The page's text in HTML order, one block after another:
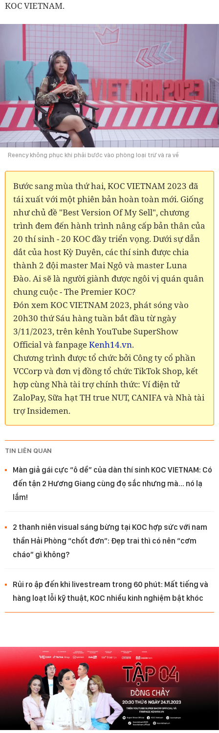
KOC VIETNAM.
Reency không phục khi phải bước vào phòng loại trừ và ra về
Bước sang mùa thứ hai, KOC VIETNAM 2023 đã
tái xuất với một phiên bản hoàn toàn mới. Giống
như chủ đề "Best Version Of My Sell", chương
trình đem đến hành trình nâng cấp bản thân của
20 thí sinh - 20 KOC đầy triển vọng. Dưới sự dẫn
dắt của host Kỳ Duyên, các thí sinh được chia
thành 2 đội master Mai Ngô và master Luna
Đào. Ai sẽ là người giành được ngôi vị quán quân
chung cuộc - The Premier KOC?
Đón xem KOC VIETNAM 2023, phát sóng vào
20h30 thứ Sáu hàng tuần bắt đầu từ ngày
3/11/2023, trên kênh YouTube SuperShow
Official và fanpageKenh14.vn.
Chương trình được tổ chức bởi Công ty cổ phần
VCCorp và đơn vị đồng tổ chức TikTok Shop, kết
hợp cùng Nhà tài trợ chính thức: Ví điện tử
ZaloPay, Sữa hạt TH true NUT, CANIFA và Nhà tài
trợ Insidemen.
TIN LIÊN QUAN
Màn giả gái cực “ô dề” của dàn thí sinh KOC VIETNAM: Có
đến tận 2 Hương Giang cùng đọ sắc nhưng mà... nó lạ
lắm!
2 thanh niên visual sáng bừng tại KOC hợp sức với nam
thần Hải Phòng “chốt đơn”: Đẹp trai thì có nên “cơm
cháo” gì không?
Rủi ro ập đến khi livestream trong 60 phút: Mất tiếng và
hàng loạt lỗi kỹ thuật, KOC nhiều kinh nghiệm bật khóc